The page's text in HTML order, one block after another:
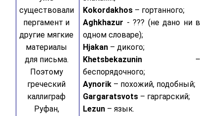
Kokordakhos – гортанного;
Aghkhazur - ??? (не дано ни в
одном словаре);
Hjakan – дикого;
Khetsbekazunin –
беспорядочного;
Aynorik – похожий, подобный;
Gargaratsvots – гаргарский;
Lezun – язык.
существовали
пергамент и
другие мягкие
материалы
для письма.
Поэтому
греческий
каллиграф
Руфан,